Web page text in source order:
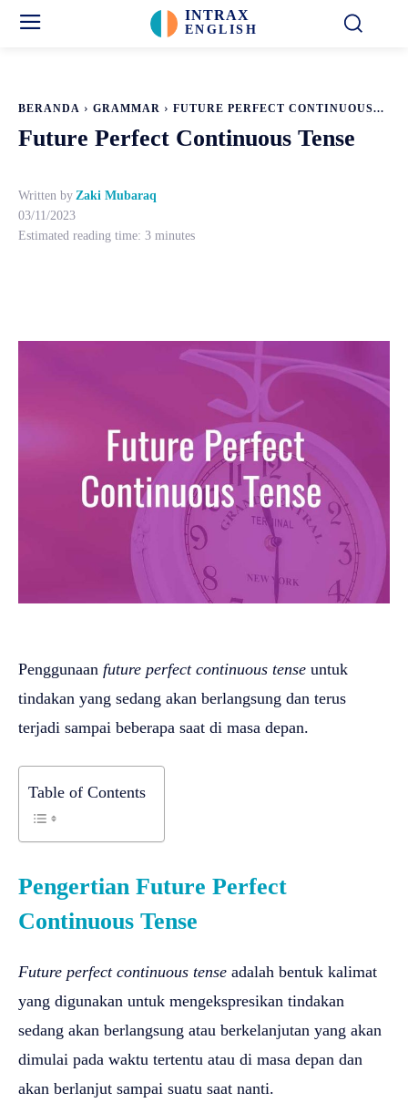
INTRAX
ENGLISH
BERANDA GRAMMAR FUTURE PERFECT CONTINUOUS...
Future Perfect Continuous Tense
Written by Zaki Mubaraq
03/11/2023
Estimated reading time: 3 minutes
Penggunaan future perfect continuous tense untuk
tindakan yang sedang akan berlangsung dan terus
terjadi sampai beberapa saat di masa depan.
Table of Contents
Pengertian Future Perfect
Continuous Tense
Future perfect continuous tense adalah bentuk kalimat
yang digunakan untuk mengekspresikan tindakan
sedang akan berlangsung atau berkelanjutan yang akan
dimulai pada waktu tertentu atau di masa depan dan
akan berlanjut sampai suatu saat nanti.